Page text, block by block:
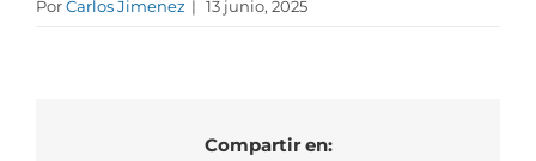
PorCarlos Jimenez | 13 junio, 2025
Compartir en: